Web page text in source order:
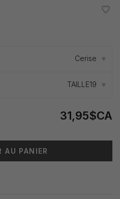
Cerise ▾
TAILLE19 ▾
31,95$CA
AU PANIER